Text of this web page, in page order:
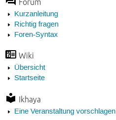
Kurzanleitung
Richtig fragen
Foren-Syntax
Wiki
Übersicht
Startseite
Ikhaya
Eine Veranstaltung vorschlagen